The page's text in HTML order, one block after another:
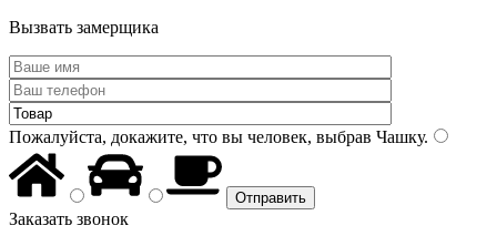
Вызвать замерщика
Пожалуйста, докажите, что вы человек, выбрав Чашку.
Заказать звонок